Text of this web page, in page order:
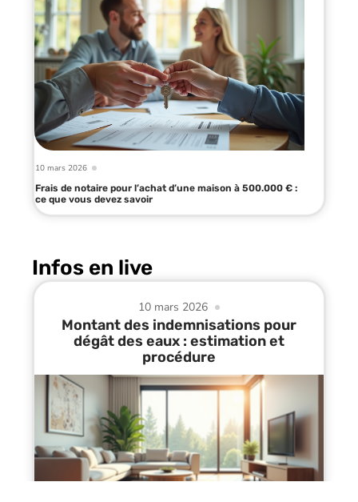
10 mars 2026
Frais de notaire pour l’achat d’une maison à 500.000 € :
ce que vous devez savoir
Infos en live
10 mars 2026
Montant des indemnisations pour
dégât des eaux : estimation et
procédure